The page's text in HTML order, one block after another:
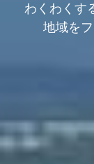
わくわくす
地域を